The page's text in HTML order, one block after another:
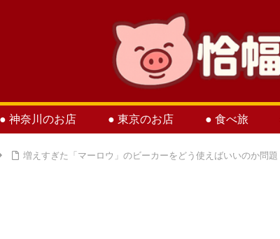
● 神奈川のお店 ● 東京のお店 ● 食べ旅
増えすぎた「マーロウ」のビーカーをどう使えばいいのか問題